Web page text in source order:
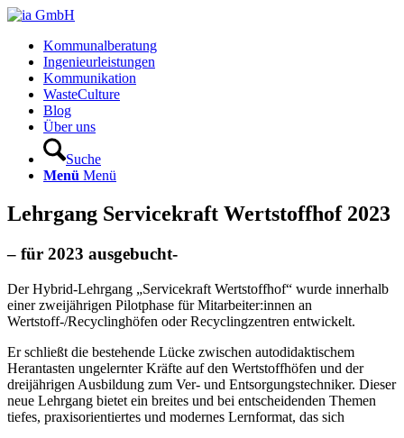
Kommunalberatung
Ingenieurleistungen
Kommunikation
WasteCulture
Blog
Über uns
Suche
Menü Menü
Lehrgang Servicekraft Wertstoffhof 2023
– für 2023 ausgebucht-
Der Hybrid-Lehrgang „Servicekraft Wertstoffhof“ wurde innerhalb
einer zweijährigen Pilotphase für Mitarbeiter:innen an
Wertstoff-/Recyclinghöfen oder Recyclingzentren entwickelt.
Er schließt die bestehende Lücke zwischen autodidaktischem
Herantasten ungelernter Kräfte auf den Wertstoffhöfen und der
dreijährigen Ausbildung zum Ver- und Entsorgungstechniker. Dieser
neue Lehrgang bietet ein breites und bei entscheidenden Themen
tiefes, praxisorientiertes und modernes Lernformat, das sich